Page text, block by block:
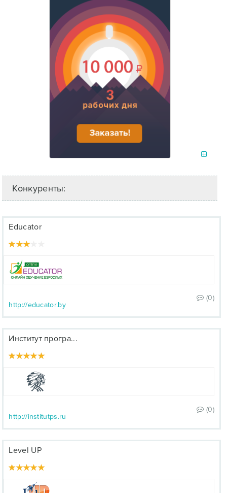
Конкуренты:
Educator
(0)
http://educator.by
Институт програ...
(0)
http://institutps.ru
Level UP